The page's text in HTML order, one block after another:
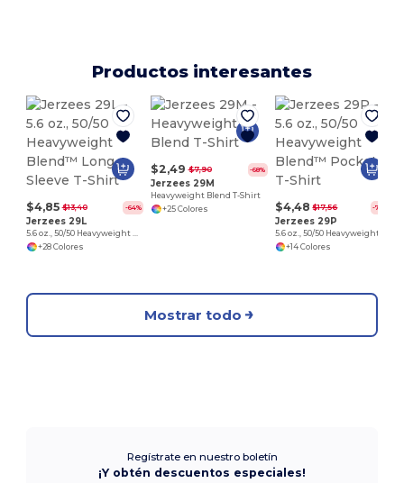
Productos interesantes
$4,85 $13,40 -64%
Jerzees 29L
5.6 oz., 50/50 Heavyweight Blend™ Long-Sleeve T-Shirt
+28 Colores
$2,49 $7,90 -68%
Jerzees 29M
Heavyweight Blend T-Shirt
+25 Colores
$4,48 $17,56 -74%
Jerzees 29P
+14 Colores
Mostrar todo
Regístrate en nuestro boletín
¡Y obtén descuentos especiales!